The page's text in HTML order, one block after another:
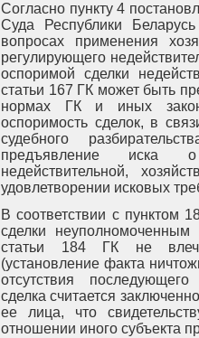
Согласно пункту 4
Суда Республики
вопросах применения
регулирующего
оспоримой сделки
статьи 167 ГК может быть
нормах ГК и иных
оспоримость сделок, в
судебного
предъявление иска
недействительной,
удовлетворении исковых
В соответствии с пунктом
сделки
статьи 184 ГК не
(установление факта
отсутствия
сделка считается
ее лица, что
отношении иного субъекта